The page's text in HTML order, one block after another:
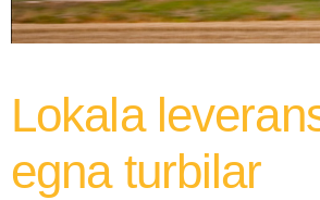
Lokala
egna turbilar